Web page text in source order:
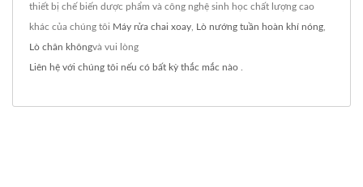
thiết bị chế biến dược phẩm và công nghệ sinh học chất lượng cao
khác của chúng tôi Máy rửa chai xoay Lò nướng tuần hoàn khí nóng
Lò chân khôngvà vui lòng
Liên hệ với chúng tôi nếu có bất kỳ thắc mắc nào